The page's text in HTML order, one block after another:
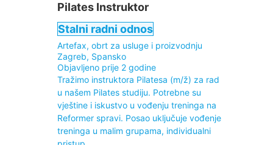
Pilates Instruktor
Stalni radni odnos
Artefax, obrt za usluge i proizvodnju
Zagreb, Spansko
Objavljeno prije 2 godine
Tražimo instruktora Pilatesa (m/ž) za rad
u našem Pilates studiju. Potrebne su
vještine i iskustvo u vođenju treninga na
Reformer spravi. Posao uključuje vođenje
treninga u malim grupama, individualni